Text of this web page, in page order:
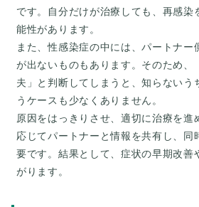
です。自分だけが治療しても、再感染
能性があります。
また、性感染症の中には、パートナー
が出ないものもあります。そのため、
夫」と判断してしまうと、知らないう
うケースも少なくありません。
原因をはっきりさせ、適切に治療を進
応じてパートナーと情報を共有し、同
要です。結果として、症状の早期改善
がります。